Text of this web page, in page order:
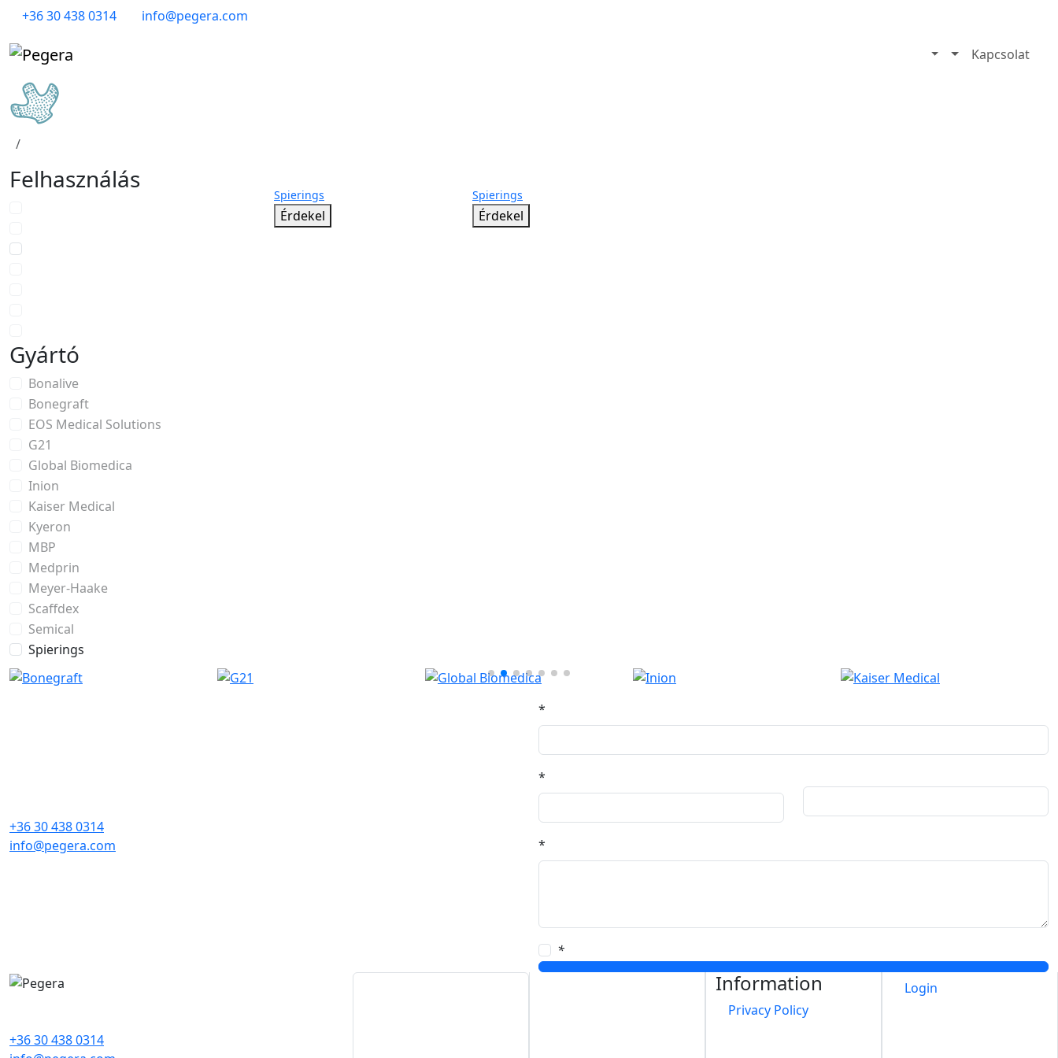
+36 30 438 0314 info@pegera.com
Kapcsolat
Felhasználás
Gyártó
Bonalive
Bonegraft
EOS Medical Solutions
G21
Global Biomedica
Inion
Kaiser Medical
Kyeron
MBP
Medprin
Meyer-Haake
Scaffdex
Semical
Spierings
Spierings
Érdekel
Spierings
Érdekel
+36 30 438 0314
info@pegera.com
*
*
*
*
+36 30 438 0314
Information
Privacy Policy
Login